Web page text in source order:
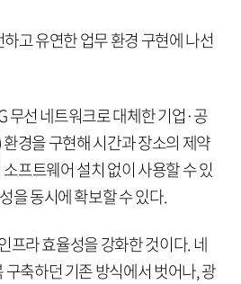
고 유연한 업무 환경 구현에 나선
무선 네트워크로 대체한 기업·공
경을 구현해 시간과 장소의 제약
프트웨어 설치 없이 사용할 수 있
을 동시에 확보할 수 있다.
프라 효율성을 강화한 것이다. 네
축하던 기존 방식에서 벗어나, 광